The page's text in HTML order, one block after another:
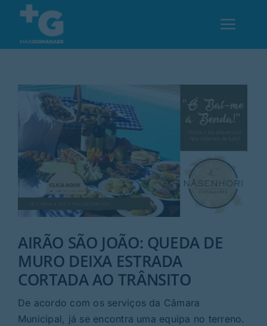
content
Desporto
Rubricas
Jornal
AIRÃO SÃO JOÃO: QUEDA DE
MURO DEIXA ESTRADA
CORTADA AO TRÂNSITO
De acordo com os serviços da Câmara
Municipal, já se encontra uma equipa no terreno.